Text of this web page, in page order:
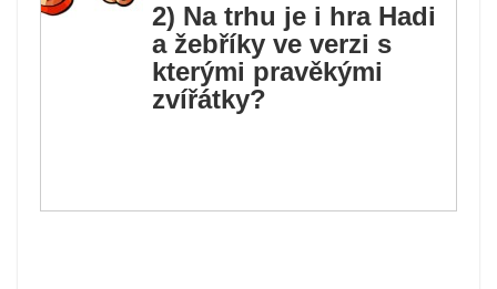
2) Na trhu je i hra Hadi
a žebříky ve verzi s
kterými pravěkými
zvířátky?